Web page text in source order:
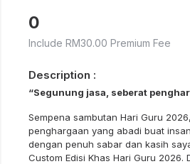
0
Include RM30.00 Premium Fee
Description :
“Segunung jasa, seberat
Sempena sambutan Hari Guru
penghargaan yang abadi buat
dengan penuh sabar dan kasih
Custom Edisi Khas Hari Guru 2026.